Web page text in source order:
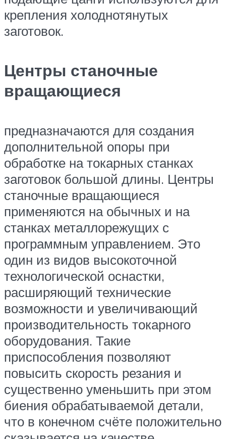
крепления холоднотянутых
заготовок.
Центры станочные
вращающиеся
предназначаются для создания
дополнительной опоры при
обработке на токарных станках
заготовок большой длины. Центры
станочные вращающиеся
применяются на обычных и на
станках металлорежущих с
программным управлением. Это
один из видов высокоточной
технологической оснастки,
расширяющий технические
возможности и увеличивающий
производительность токарного
оборудования. Такие
приспособления позволяют
повысить скорость резания и
существенно уменьшить при этом
биения обрабатываемой детали,
что в конечном счёте положительно